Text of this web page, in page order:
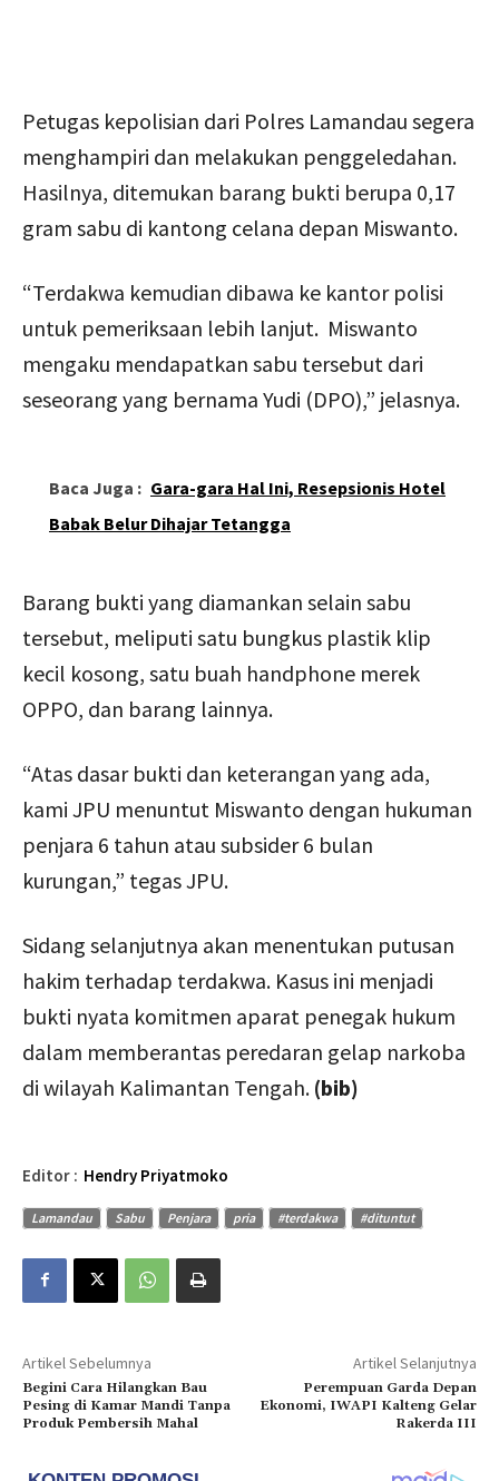
Petugas kepolisian dari Polres Lamandau segera
menghampiri dan melakukan penggeledahan.
Hasilnya, ditemukan barang bukti berupa 0,17
gram sabu di kantong celana depan Miswanto.
“Terdakwa kemudian dibawa ke kantor polisi
untuk pemeriksaan lebih lanjut. Miswanto
mengaku mendapatkan sabu tersebut dari
seseorang yang bernama Yudi (DPO),” jelasnya.
Baca Juga : Gara-gara Hal Ini, Resepsionis Hotel
Babak Belur Dihajar Tetangga
Barang bukti yang diamankan selain sabu
tersebut, meliputi satu bungkus plastik klip
kecil kosong, satu buah handphone merek
OPPO, dan barang lainnya.
“Atas dasar bukti dan keterangan yang ada,
kami JPU menuntut Miswanto dengan hukuman
penjara 6 tahun atau subsider 6 bulan
kurungan,” tegas JPU.
Sidang selanjutnya akan menentukan putusan
hakim terhadap terdakwa. Kasus ini menjadi
bukti nyata komitmen aparat penegak hukum
dalam memberantas peredaran gelap narkoba
di wilayah Kalimantan Tengah. (bib)
Editor : Hendry Priyatmoko
Lamandau Sabu Penjara pria #terdakwa #dituntut
Artikel Sebelumnya
Begini Cara Hilangkan Bau
Pesing di Kamar Mandi Tanpa
Produk Pembersih Mahal
Artikel Selanjutnya
Perempuan Garda Depan
Ekonomi, IWAPI Kalteng Gelar
Rakerda III